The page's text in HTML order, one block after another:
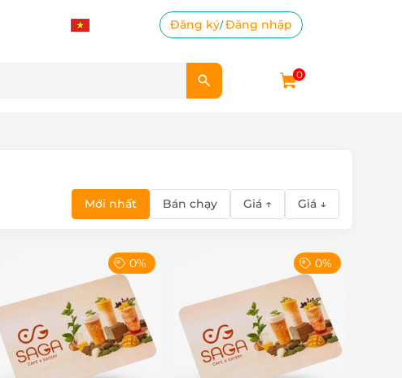
Đăng ký/Đăng nhập
0
Mới nhất Bán chạy Giá ↑ Giá ↓
0% 0%